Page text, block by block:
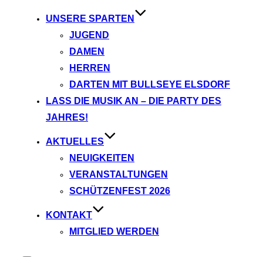
UNSERE SPARTEN
JUGEND
DAMEN
HERREN
DARTEN MIT BULLSEYE ELSDORF
LASS DIE MUSIK AN – DIE PARTY DES
JAHRES!
AKTUELLES
NEUIGKEITEN
VERANSTALTUNGEN
SCHÜTZENFEST 2026
KONTAKT
MITGLIED WERDEN